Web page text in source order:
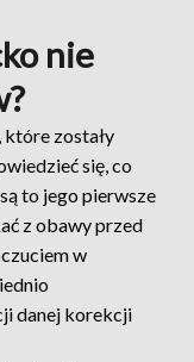
nie
które zostały
się, co
to jego pierwsze
z obawy przed
w
danej korekcji